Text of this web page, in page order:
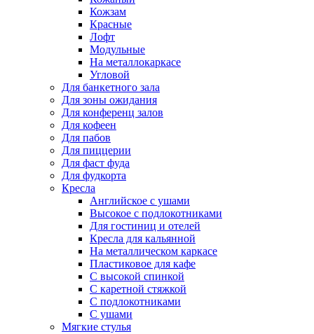
Кожзам
Красные
Лофт
Модульные
На металлокаркасе
Угловой
Для банкетного зала
Для зоны ожидания
Для конференц залов
Для кофеен
Для пабов
Для пиццерии
Для фаст фуда
Для фудкорта
Кресла
Английское с ушами
Высокое с подлокотниками
Для гостиниц и отелей
Кресла для кальянной
На металлическом каркасе
Пластиковое для кафе
С высокой спинкой
С каретной стяжкой
С подлокотниками
С ушами
Мягкие стулья